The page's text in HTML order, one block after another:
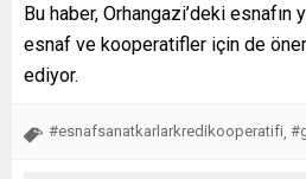
Bu haber, Orhangazi’deki esnafın
esnaf ve kooperatifler için de
ediyor.
#esnafsanatkarlarkredikooperatifi